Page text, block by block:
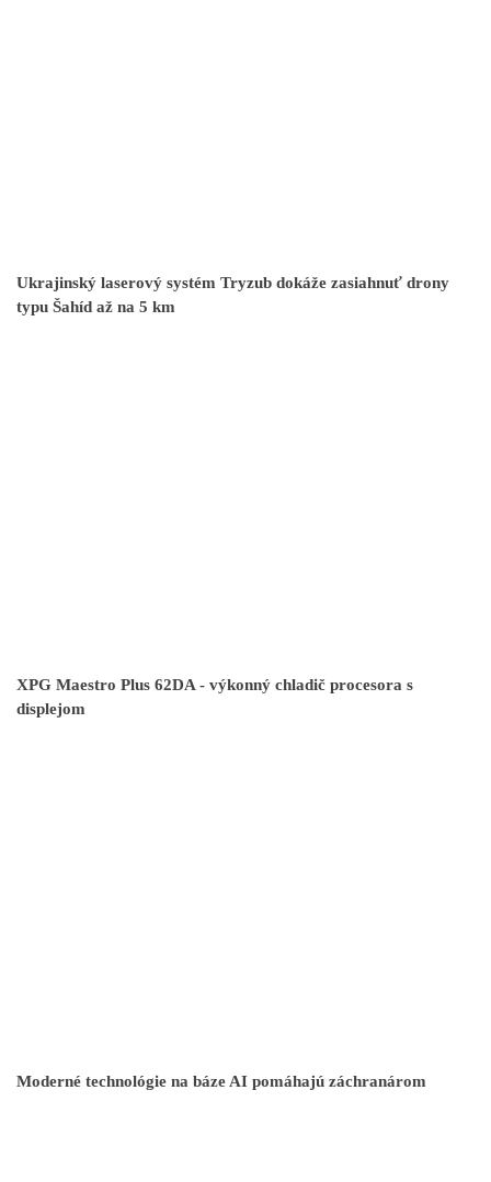
Ukrajinský laserový systém Tryzub dokáže zasiahnuť drony
typu Šahíd až na 5 km
XPG Maestro Plus 62DA - výkonný chladič procesora s
displejom
Moderné technológie na báze AI pomáhajú záchranárom